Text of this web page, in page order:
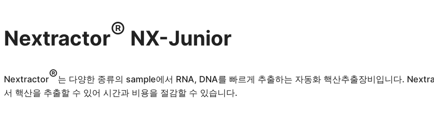
Nextractor® NX-Junior
Nextractor®는 다양한 종류의 sample에서 RNA, DNA를 빠르게 추출하는 자동화 핵산추출장비입니다.
서 핵산을 추출할 수 있어 시간과 비용을 절감할 수 있습니다.